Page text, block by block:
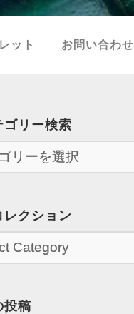
ット お問い合わせ
ゴリー検索
レクション
投稿